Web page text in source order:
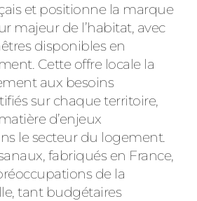
et positionne la marque
majeur de l’habitat, avec
disponibles en
Cette offre locale la
aux besoins
sur chaque territoire,
d’enjeux
le secteur du logement.
fabriqués en France,
de la
tant budgétaires
ACIER